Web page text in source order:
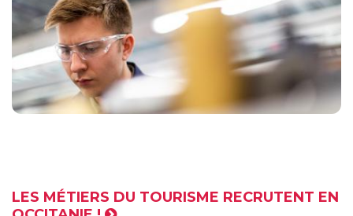
LES MÉTIERS DU TOURISME RECRUTENT EN